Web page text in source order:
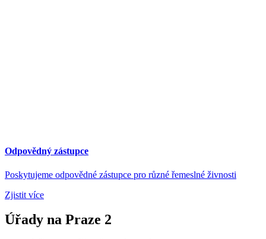
Odpovědný zástupce
Poskytujeme odpovědné zástupce pro různé řemeslné živnosti
Zjistit více
Úřady na Praze 2